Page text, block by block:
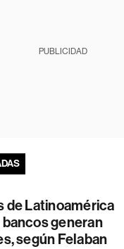
PUBLICIDAD
de Latinoamérica
generan
según Felaban